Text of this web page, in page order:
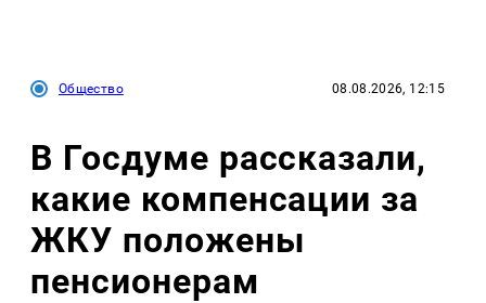
Общество 08.08.2026, 12:15
В Госдуме рассказали,
какие компенсации за
ЖКУ положены
пенсионерам